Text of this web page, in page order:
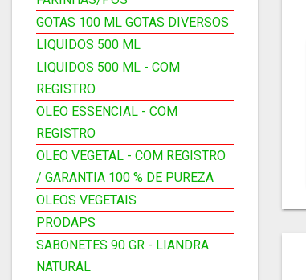
GOTAS 100 ML GOTAS DIVERSOS
LIQUIDOS 500 ML
LIQUIDOS 500 ML - COM
REGISTRO
OLEO ESSENCIAL - COM
REGISTRO
OLEO VEGETAL - COM REGISTRO
/ GARANTIA 100 % DE PUREZA
OLEOS VEGETAIS
PRODAPS
SABONETES 90 GR - LIANDRA
NATURAL